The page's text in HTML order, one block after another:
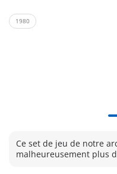
1980
Ce set de jeu de notre
malheureusement plus